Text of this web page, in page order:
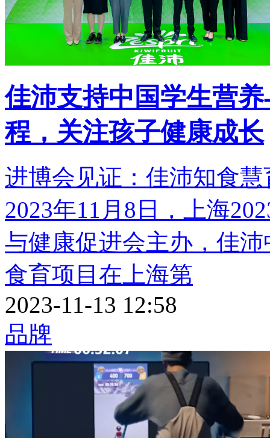
佳沛支持中国学生营
程，关注孩子健康成长
进博会见证：佳沛知食
2023年11月8日，上海
与健康促进会主办，佳
食育项目在上海第
2023-11-13 12:58
品牌